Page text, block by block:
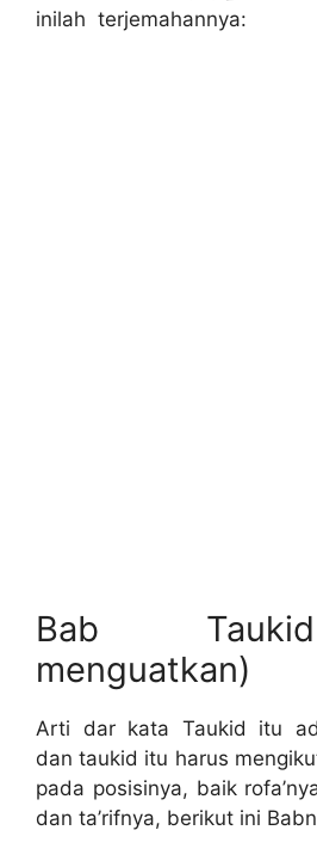
inilah terjemahannya:
Bab
menguatkan)
Arti dar kata Taukid itu
dan taukid itu harus
pada posisinya, baik
dan ta’rifnya, berikut ini